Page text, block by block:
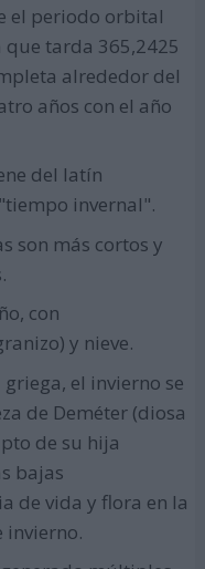
el periodo orbital
que tarda 365,2425
alrededor del
años con el año
del latín
invernal".
son más cortos y
con
y nieve.
el invierno se
de Deméter (diosa
de su hija
bajas
de vida y flora en la
invierno.